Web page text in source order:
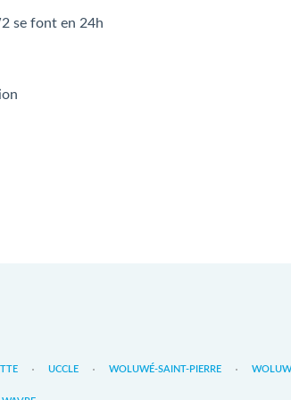
se font en 24h
UCCLE WOLUWÉ-SAINT-PIERRE